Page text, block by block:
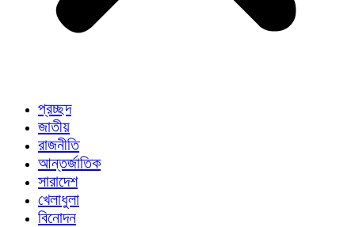
প্রচ্ছদ
জাতীয়
রাজনীতি
আন্তর্জাতিক
সারাদেশ
খেলাধুলা
বিনোদন